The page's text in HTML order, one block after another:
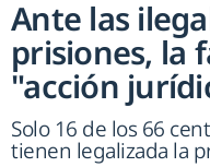
Ante las
prisiones, la
"acción
Solo 16 de los 66
tienen legalizada la